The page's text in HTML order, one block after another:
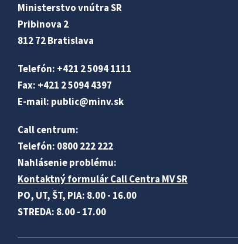
Ministerstvo vnútra SR
Pribinova 2
812 72 Bratislava
Telefón: +421 2 5094 1111
Fax: +421 2 5094 4397
E-mail: public@minv.sk
Call centrum:
Telefón: 0800 222 222
Nahlásenie problému:
Kontaktný formulár Call Centra MV SR
PO, UT, ŠT, PIA: 8.00 - 16.00
STREDA: 8.00 - 17.00